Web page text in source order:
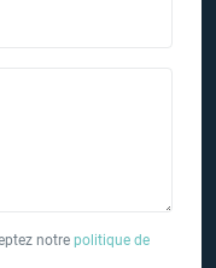
notre politique de